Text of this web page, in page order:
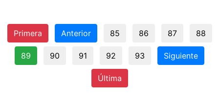
Primera Anterior 85 86 87 88
89 90 91 92 93 Siguiente
Última